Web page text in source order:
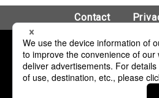
Contact
© 2018 Hanshin Contents Link
LLC.
“Billboard”®, name and logo used
Holdings, LLC. The Billboard
permission of Billboard Media,